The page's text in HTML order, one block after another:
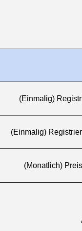
(Einmalig)
(Einmalig)
(Monatlich)